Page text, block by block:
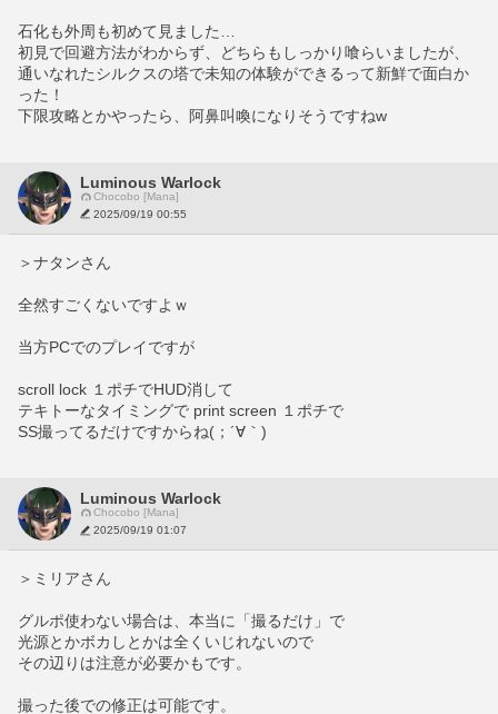
石化も外周も初めて見ました…
初見で回避方法がわからず、どちらもしっかり喰らいましたが、
通いなれたシルクスの塔で未知の体験ができるって新鮮で面白か
った！
下限攻略とかやったら、阿鼻叫喚になりそうですねw
Luminous Warlock
Chocobo [Mana]
2025/09/19 00:55
＞ナタンさん
全然すごくないですよｗ
当方PCでのプレイですが
scroll lock １ポチでHUD消して
テキトーなタイミングで print screen １ポチで
SS撮ってるだけですからね(；´∀｀)
Luminous Warlock
Chocobo [Mana]
2025/09/19 01:07
＞ミリアさん
グルポ使わない場合は、本当に「撮るだけ」で
光源とかボカしとかは全くいじれないので
その辺りは注意が必要かもです。
撮った後での修正は可能です。